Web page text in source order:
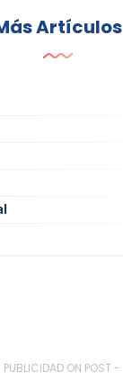
Artículos
ON POST -